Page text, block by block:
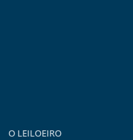
O LEILOEIRO